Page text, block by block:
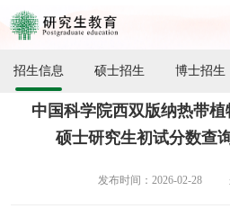
招生信息 硕士招生 博士招生
中国科学院西双版纳热带
硕士研究生初试分数查
发布时间：2026-02-28